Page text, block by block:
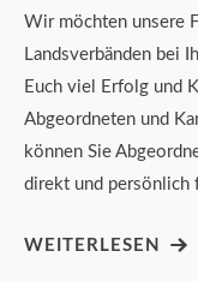
Wir möchten unsere
Landsverbänden bei
Euch viel Erfolg und
Abgeordneten und
können Sie
direkt und persönlich
WEITERLESEN